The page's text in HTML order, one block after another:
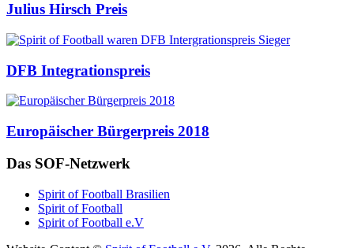
Julius Hirsch Preis
DFB Integrationspreis
Europäischer Bürgerpreis 2018
Das SOF-Netzwerk
Spirit of Football Brasilien
Spirit of Football
Spirit of Football e.V